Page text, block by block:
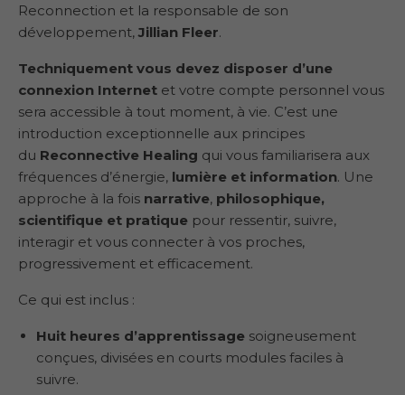
Reconnection et la responsable de son
développement,Jillian Fleer.
Techniquement vous devez disposer d’une
connexion Internet et votre compte personnel vous
sera accessible à tout moment, à vie. C’est une
introduction exceptionnelle aux principes
du Reconnective Healing qui vous familiarisera aux
fréquences d’énergie, lumière et information. Une
approche à la fois narrative, philosophique,
scientifique et pratique pour ressentir, suivre,
interagir et vous connecter à vos proches,
progressivement et efficacement.
Ce qui est inclus :
Huit heures d’apprentissage soigneusement
conçues, divisées en courts modules faciles à
suivre.